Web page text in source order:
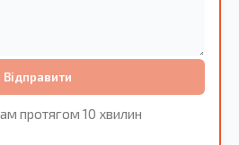
Відправити
протягом 10 хвилин